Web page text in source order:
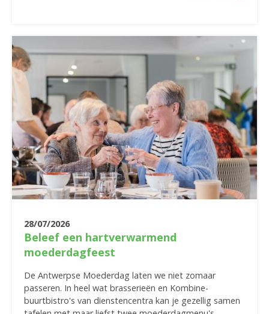
28/07/2026
Beleef een hartverwarmend
moederdagfeest
De Antwerpse Moederdag laten we niet zomaar
passeren. In heel wat brasserieën en Kombine-
buurtbistro's van dienstencentra kan je gezellig samen